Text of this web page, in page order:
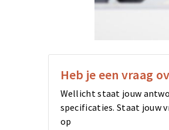
Heb je een vraag
Wellicht staat jouw
specificaties. Staat jouw
op